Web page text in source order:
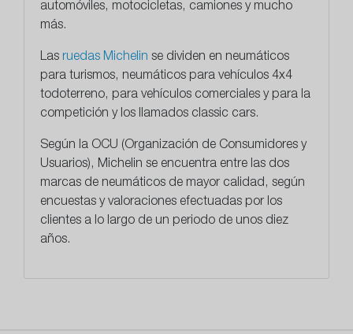
automóviles, motocicletas, camiones y mucho
más.
Las ruedas Michelin se dividen en neumáticos
para turismos, neumáticos para vehículos 4x4
todoterreno, para vehículos comerciales y para la
competición y los llamados classic cars.
Según la OCU (Organización de Consumidores y
Usuarios), Michelin se encuentra entre las dos
marcas de neumáticos de mayor calidad, según
encuestas y valoraciones efectuadas por los
clientes a lo largo de un periodo de unos diez
años.